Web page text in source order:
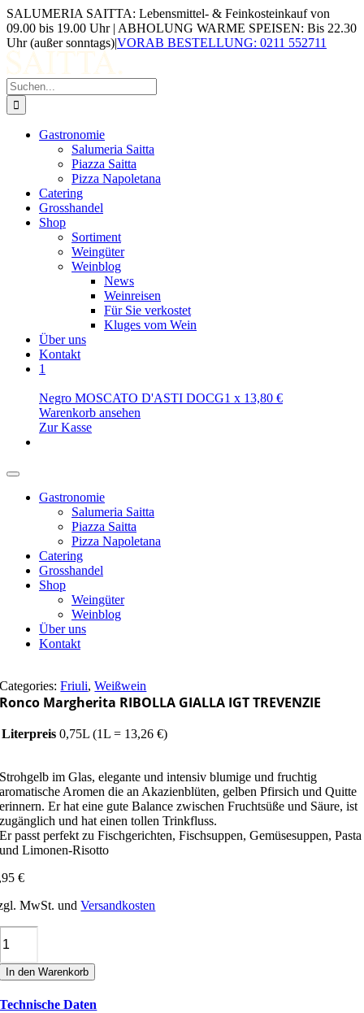
Zum
Inhalt
springen
SALUMERIA SAITTA: Lebensmittel- & Feinkosteinkauf von
09.00 bis 19.00 Uhr | ABHOLUNG WARME SPEISEN: Bis 22.30
Uhr (außer sonntags)|VORAB BESTELLUNG: 0211 552711
Suche
nach:
Gastronomie
Salumeria Saitta
Piazza Saitta
Pizza Napoletana
Catering
Grosshandel
Shop
Sortiment
Weingüter
Weinblog
News
Weinreisen
Für Sie verkostet
Kluges vom Wein
Über uns
Kontakt
1
Negro MOSCATO D'ASTI DOCG1 x 13,80 €
Warenkorb ansehen
Zur Kasse
Gastronomie
Salumeria Saitta
Piazza Saitta
Pizza Napoletana
Catering
Grosshandel
Shop
Weingüter
Weinblog
Über uns
Kontakt
Categories:Friuli,Weißwein
Ronco Margherita RIBOLLA GIALLA IGT TREVENZIE
Literpreis 0,75L (1L = 13,26 €)
Strohgelb im Glas, elegante und intensiv blumige und fruchtig
aromatische Aromen die an Akazienblüten, gelben Pfirsich und Quitte
erinnern. Er hat eine gute Balance zwischen Fruchtsüße und Säure, ist
zugänglich und hat einen tollen Trinkfluss.
Er passt perfekt zu Fischgerichten, Fischsuppen, Gemüsesuppen, Pasta
und Limonen-Risotto
€
MwSt. undVersandkosten
In den Warenkorb
Technische Daten